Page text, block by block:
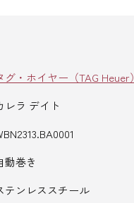
グ・ホイヤー（TAG Heuer）
レラ デイト
動巻き
テンレススチール